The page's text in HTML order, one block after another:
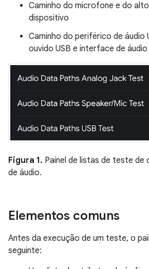
Caminho do microfone e do
dispositivo
Caminho do periférico de áudio
ouvido USB e interface de áudio
Figura 1. Painel de listas de teste de
de áudio.
Elementos comuns
Antes da execução de um teste, o
seguinte: